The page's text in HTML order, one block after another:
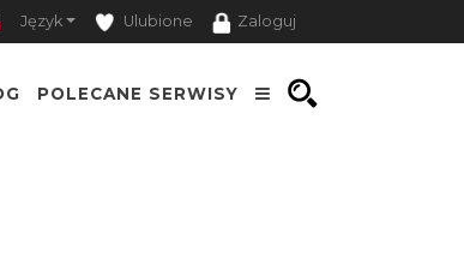
Język Ulubione Zaloguj
POLECANE SERWISY